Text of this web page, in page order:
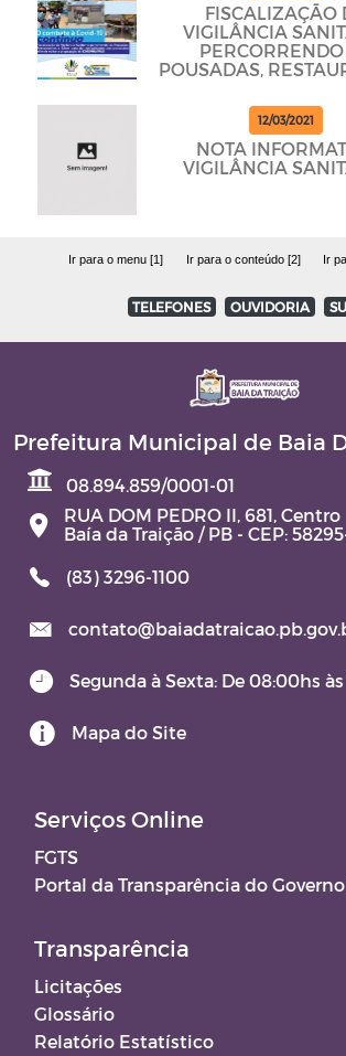
FISCALIZAÇÃO
VIGILÂNCIA
POUSADAS,
CUMPRINDO
PROTOCOLOS
12/03/2021
NOTA
VIGILÂNCIA
Ir para o menu [1] Ir para o conteúdo [2] Ir
TELEFONES OUVIDORIA
Prefeitura Municipal de Baia
08.894.859/0001-01
RUA DOM PEDRO II, 681, Centro
Baía da Traição / PB - CEP:
(83) 3296-1100
Segunda à Sexta: De 08:00hs
Mapa do Site
Serviços Online
FGTS
Portal da Transparência do
Transparência
Licitações
Glossário
Relatório Estatístico